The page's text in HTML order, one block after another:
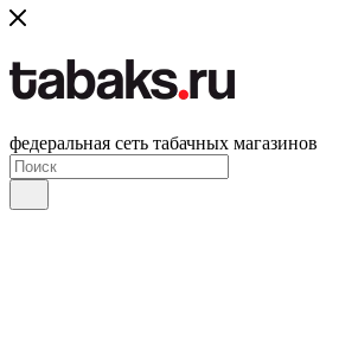
федеральная сеть табачных магазинов